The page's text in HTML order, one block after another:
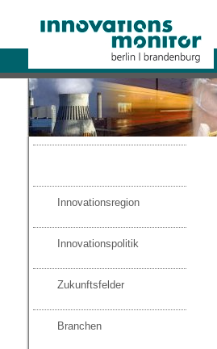
logo
Innovationsregion
Innovationspolitik
Zukunftsfelder
Branchen